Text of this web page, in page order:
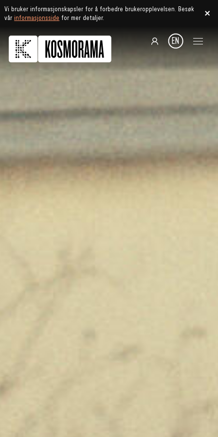
Vi bruker informasjonskapsler for å forbedre brukeropplevelsen. Besøk
vårinformasjonsside for mer detaljer.
EN